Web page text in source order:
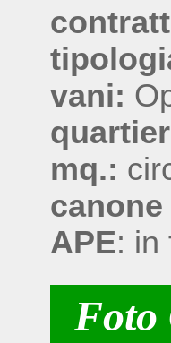
vani:
mq.:
APE: in
Foto